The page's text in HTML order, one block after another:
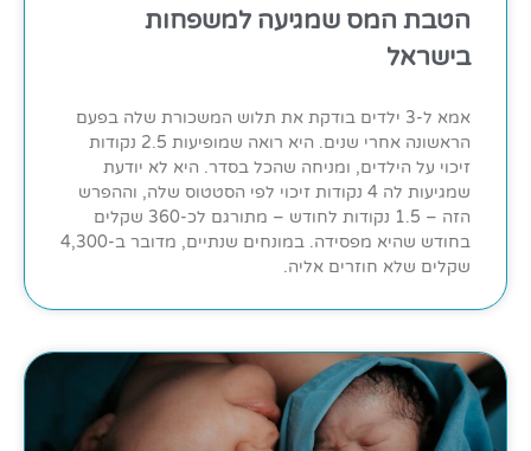
הטבת המס שמגיעה למשפחות
בישראל
אמא ל-3 ילדים בודקת את תלוש המשכורת שלה בפעם
הראשונה אחרי שנים. היא רואה שמופיעות 2.5 נקודות
זיכוי על הילדים, ומניחה שהכל בסדר. היא לא יודעת
שמגיעות לה 4 נקודות זיכוי לפי הסטטוס שלה, וההפרש
הזה – 1.5 נקודות לחודש – מתורגם לכ-360 שקלים
בחודש שהיא מפסידה. במונחים שנתיים, מדובר ב-4,300
שקלים שלא חוזרים אליה.